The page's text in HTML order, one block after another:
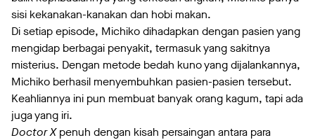
sisi kekanakan-kanakan dan hobi makan.
Di setiap episode, Michiko dihadapkan dengan pasien yang
mengidap berbagai penyakit, termasuk yang sakitnya
misterius. Dengan metode bedah kuno yang dijalankannya,
Michiko berhasil menyembuhkan pasien-pasien tersebut.
Keahliannya ini pun membuat banyak orang kagum, tapi ada
juga yang iri.
Doctor Xpenuh dengan kisah persaingan antara para